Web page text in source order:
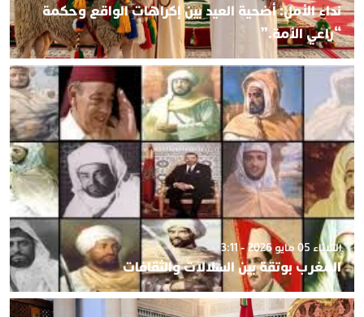
نداء الأمل: أضحية العيد بين إكراهات الواقع وحكمة
“راعي الأمة.”
الثلاثاء 05 مايو 2026 - 3:11
المغرب بوتقة بين السلالات والثقافات